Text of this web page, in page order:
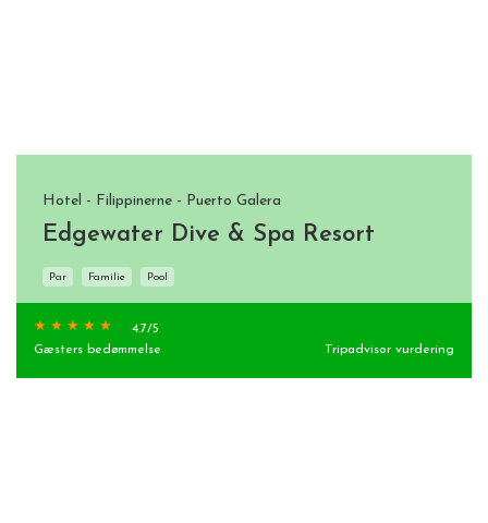
Hotel - Filippinerne - Puerto Galera
Edgewater Dive & Spa Resort
Par Familie Pool
4.7/5
Gæsters bedømmelse
Tripadvisor vurdering